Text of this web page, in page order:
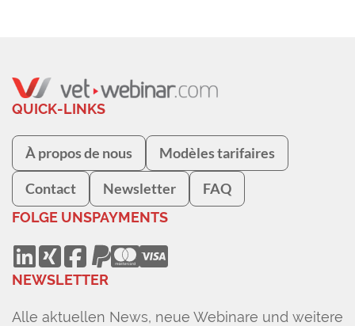
QUICK-LINKS
À propos de nous Modèles tarifaires
Contact Newsletter FAQ
FOLGE UNSPAYMENTS
NEWSLETTER
Alle aktuellen News, neue Webinare und weitere